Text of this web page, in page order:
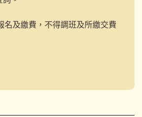
名及繳費，不得調班及所繳交費